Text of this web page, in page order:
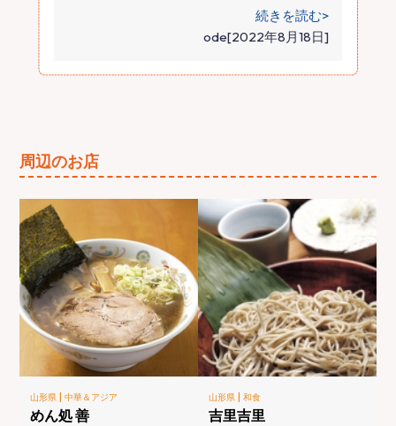
続きを読む>
ode[2022年8月18日]
周辺のお店
山形県 |中華＆アジア
めん処 善
山形県 | 和食
吉里吉里